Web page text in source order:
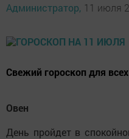
Администратор, 11 июля
Свежий гороскоп для
Овен
День пройдет в